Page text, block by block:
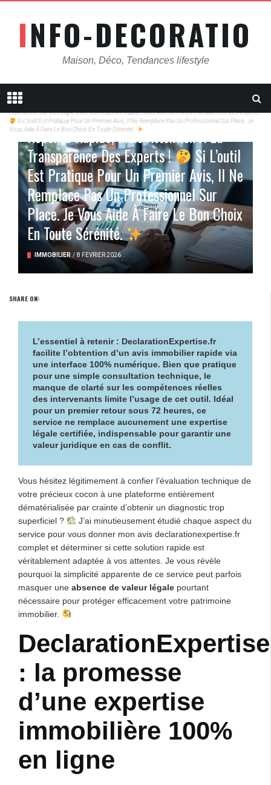
INFO-DECORATION
Maison, Déco, Tendances lifestyle
Home
Plateforme 100% En Ligne Offre Une Réponse Rapide, Mais Attention À La Transparence Des Experts !
Si L’outil Est Pratique Pour Un Premier Avis, Il Ne Remplace Pas Un Professionnel Sur Place. Je
Vous Aide À Faire Le Bon Choix En Toute Sérénité.
Vous Envisagez DeclarationExpertise.fr
Plateforme 100% En Ligne Offre Une
Réponse Rapide, Mais Attention À La
Transparence Des Experts !
Si L’outil
Est Pratique Pour Un Premier Avis, Il Ne
Remplace Pas Un Professionnel Sur
Place. Je Vous Aide À Faire Le Bon Choix
En Toute Sérénité.
IMMOBILIER / 8 FÉVRIER 2026
SHARE ON:
L’essentiel à retenir : DeclarationExpertise.fr
facilite l’obtention d’un avis immobilier rapide via
une interface 100% numérique. Bien que pratique
pour une simple consultation technique, le
manque de clarté sur les compétences réelles
des intervenants limite l’usage de cet outil. Idéal
pour un premier retour sous 72 heures, ce
service ne remplace aucunement une expertise
légale certifiée, indispensable pour garantir une
valeur juridique en cas de conflit.
Vous hésitez légitimement à confier l’évaluation technique de
votre précieux cocon à une plateforme entièrement
dématérialisée par crainte d’obtenir un diagnostic trop
superficiel ?
J’ai minutieusement étudié chaque aspect du
service pour vous donner mon avis declarationexpertise.fr
complet et déterminer si cette solution rapide est
véritablement adaptée à vos attentes. Je vous révèle
pourquoi la simplicité apparente de ce service peut parfois
masquer une absence de valeur légale pourtant
nécessaire pour protéger efficacement votre patrimoine
immobilier.
: la promesse
d’une expertise
immobilière 100%
en ligne